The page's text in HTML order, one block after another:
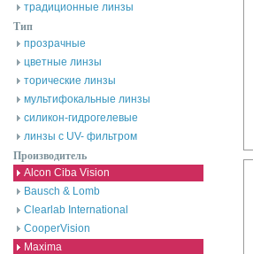
традиционные линзы
Тип
прозрачные
цветные линзы
торические линзы
мультифокальные линзы
силикон-гидрогелевые
линзы с UV- фильтром
Производитель
Alcon Ciba Vision
Bausch & Lomb
Clearlab International
CooperVision
Maxima